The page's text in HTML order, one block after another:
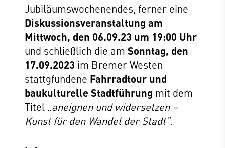
Jubiläumswochenendes, ferner eine
Diskussionsveranstaltung am
Mittwoch, den 06.09.23 um 19:00 Uhr
und schließlich die am Sonntag, den
17.09.2023 im Bremer Westen
stattgfundene Fahrradtour und
baukulturelle Stadtführung mit dem
Titel „aneignen und widersetzen –
Kunst für den Wandel der Stadt“.